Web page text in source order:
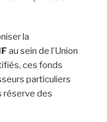
la
au sein de l’Union
ces fonds
particuliers
réserve des